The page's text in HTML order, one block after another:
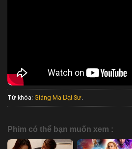
Từ khóa: Giáng Ma Đại Sư
Phim có thể bạn muốn xem :